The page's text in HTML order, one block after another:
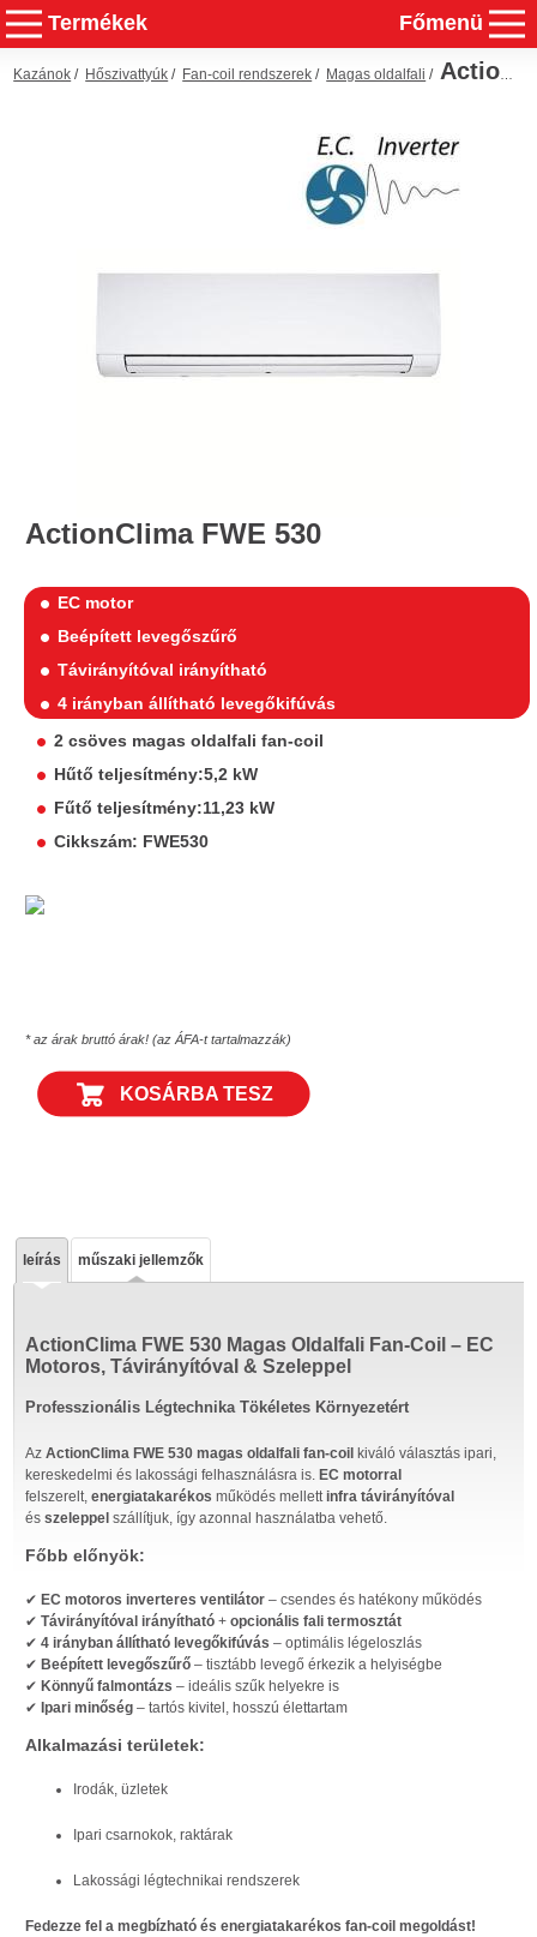
Termékek Főmenü
Kazánok / Hőszivattyúk / Fan-coil rendszerek / Magas oldalfali /ActionClima FWE 530
ActionClima FWE 530
EC motor
Beépített levegőszűrő
Távirányítóval irányítható
4 irányban állítható levegőkifúvás
2 csöves magas oldalfali fan-coil
Hűtő teljesítmény:5,2 kW
Fűtő teljesítmény:11,23 kW
Cikkszám: FWE530
* az árak bruttó árak! (az ÁFA-t tartalmazzák)
KOSÁRBA TESZ
leírás műszaki jellemzők
ActionClima FWE 530 Magas Oldalfali Fan-Coil – EC
Motoros, Távirányítóval & Szeleppel
Professzionális Légtechnika Tökéletes Környezetért
AzActionClima FWE 530 magas oldalfali fan-coil kiváló választás ipari,
kereskedelmi és lakossági felhasználásra is. EC motorral
felszerelt,energiatakarékos működés mellett infra távirányítóval
ésszeleppel szállítjuk, így azonnal használatba vehető.
Főbb előnyök:
✔ EC motoros inverteres ventilátor – csendes és hatékony működés
✔Távirányítóval irányítható +opcionális fali termosztát
✔4 irányban állítható levegőkifúvás – optimális légeloszlás
✔ Beépített levegőszűrő – tisztább levegő érkezik a helyiségbe
✔ Könnyű falmontázs – ideális szűk helyekre is
✔ Ipari minőség – tartós kivitel, hosszú élettartam
Alkalmazási területek:
Irodák, üzletek
Ipari csarnokok, raktárak
Lakossági légtechnikai rendszerek
Fedezze fel a megbízható és energiatakarékos fan-coil megoldást!